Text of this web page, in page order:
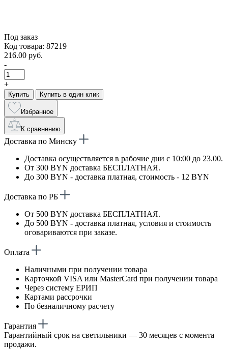
Под заказ
Код товара: 87219
216.00 руб.
-
+
Купить Купить в один клик
Избранное
К сравнению
Доставка по Минску
Доставка осуществляется в рабочие дни с 10:00 до 23.00.
От 300 BYN доставка БЕСПЛАТНАЯ.
До 300 BYN - доставка платная, стоимость - 12 BYN
Доставка по РБ
От 500 BYN доставка БЕСПЛАТНАЯ.
До 500 BYN - доставка платная, условия и стоимость
оговариваются при заказе.
Оплата
Наличными при получении товара
Карточкой VISA или MasterCard при получении товара
Через систему ЕРИП
Картами рассрочки
По безналичному расчету
Гарантия
Гарантийный срок на светильники — 30 месяцев с момента
продажи.